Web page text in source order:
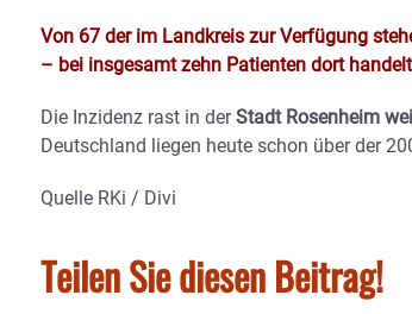
Von 67 der im Landkreis zur Verfügung
– bei insgesamt zehn Patienten dort
Die Inzidenz rast in derStadt Rosenheim
Deutschland liegen heute schon über der
Quelle RKi / Divi
Teilen Sie diesen Beitrag!